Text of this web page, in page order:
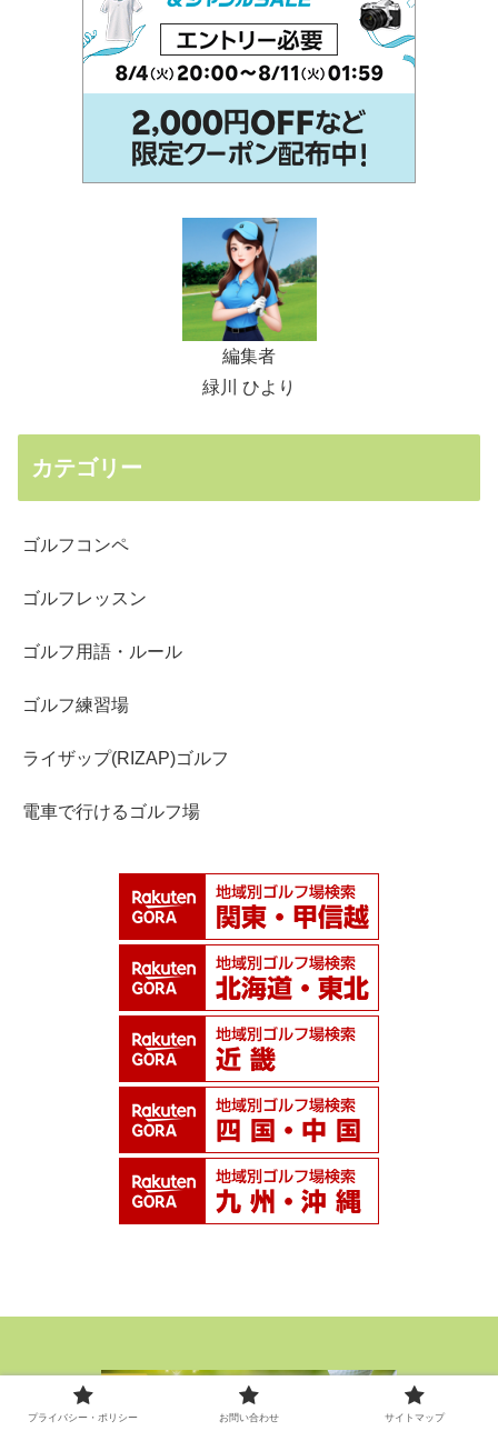
編集者
緑川 ひより
カテゴリー
ゴルフコンペ
ゴルフレッスン
ゴルフ用語・ルール
ゴルフ練習場
ライザップ(RIZAP)ゴルフ
電車で行けるゴルフ場
プライバシー・ポリシー お問い合わせ サイトマップ